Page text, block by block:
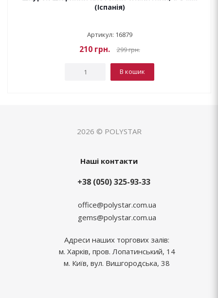
(Іспанія)
Артикул: 16879
210грн. 299грн.
В кошик
2026 © POLYSTAR
Наші контакти
+38 (050) 325-93-33
office@polystar.com.ua
gems@polystar.com.ua
Адреси наших торгових залів:
м. Харків, пров. Лопатинський, 14
м. Київ, вул. Вишгородська, 38